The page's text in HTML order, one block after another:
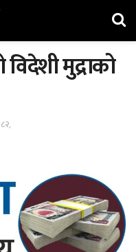
मुद्राको